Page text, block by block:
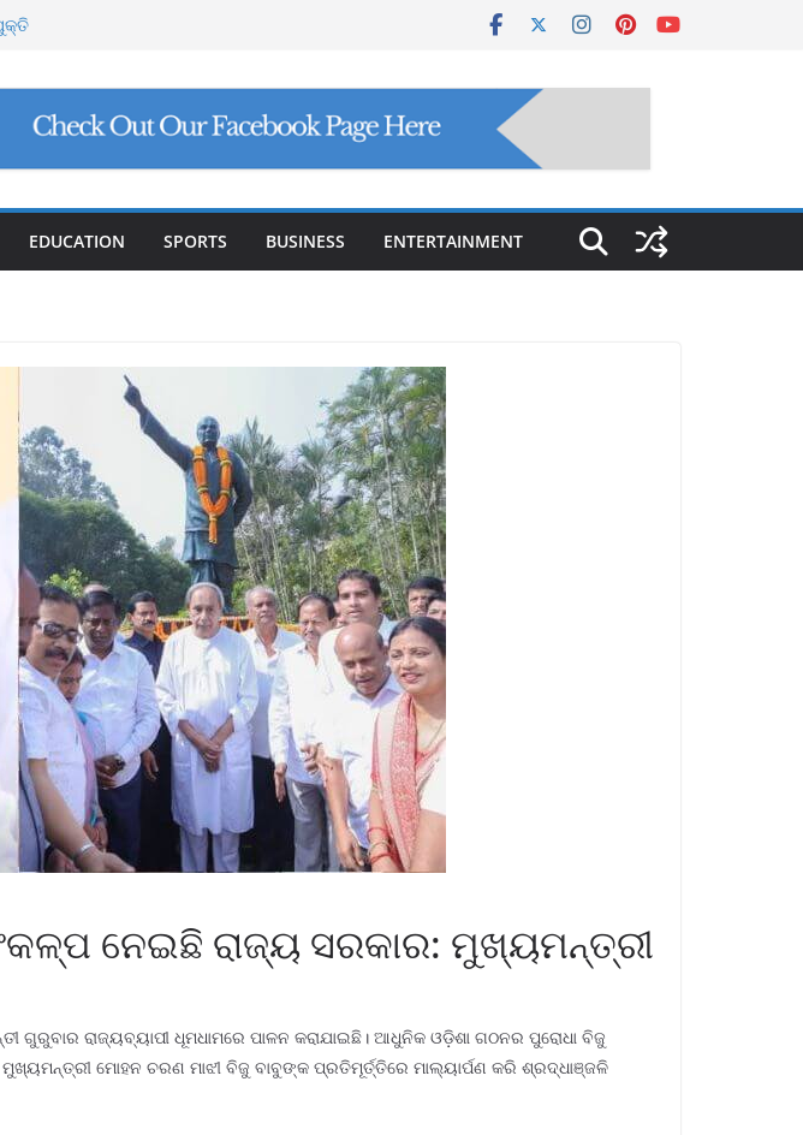
EDUCATION SPORTS BUSINESS ENTERTAINMENT
ନେଇଛି ରାଜ୍ୟ ସରକାର: ମୁଖ୍ୟମନ୍ତ୍ରୀ
ରାଜ୍ୟବ୍ୟାପୀ ଧୂମଧାମରେ ପାଳନ କରାଯାଇଛି। ଆଧୁନିକ ଓଡ଼ିଶା ଗଠନର ପୁରୋଧା ବିଜୁ
ମୋହନ ଚରଣ ମାଝୀ ବିଜୁ ବାବୁଙ୍କ ପ୍ରତିମୂର୍ତ୍ତିରେ ମାଲ୍ୟାର୍ପଣ କରି ଶ୍ରଦ୍ଧାଞ୍ଜଳି